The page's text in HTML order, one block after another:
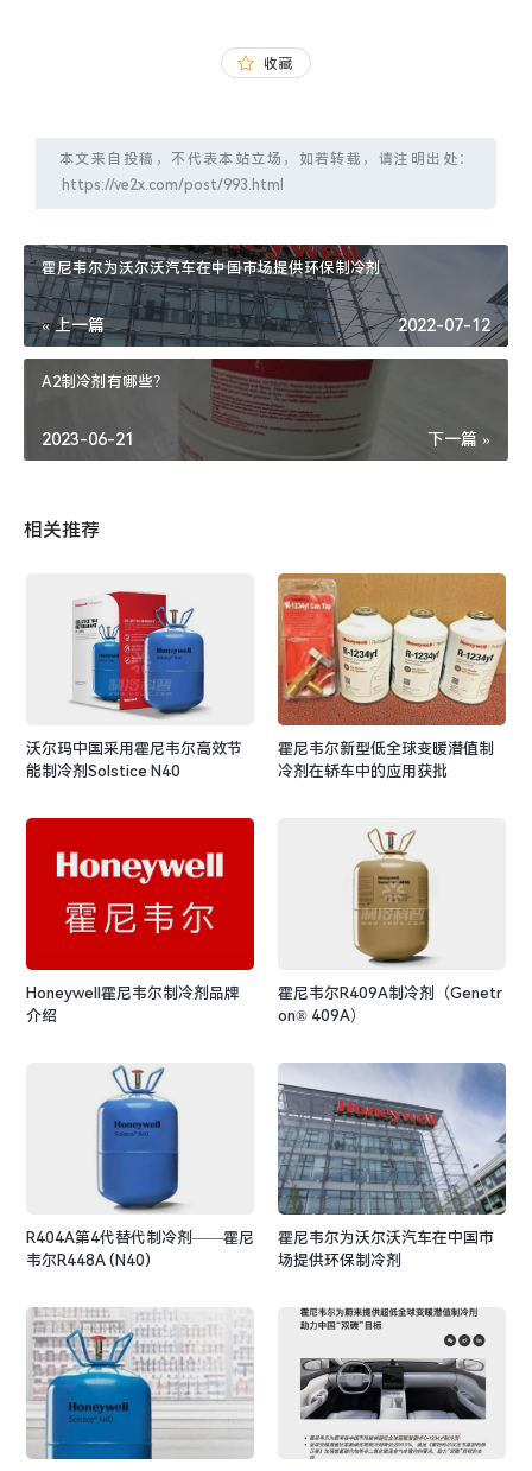
收藏
本文来自投稿，不代表本站立场，如若转载，请注明出处：
霍尼韦尔为沃尔沃汽车在中国市场提供环保制冷剂
« 上一篇 2022-07-12
A2制冷剂有哪些？
下一篇 »
2023-06-21
相关推荐
沃尔玛中国采用霍尼韦尔高效节
能制冷剂Solstice N40
霍尼韦尔新型低全球变暖潜值制
冷剂在轿车中的应用获批
Honeywell霍尼韦尔制冷剂品牌
介绍
霍尼韦尔R409A制冷剂（Genetr
on® 409A）
R404A第4代替代制冷剂——霍尼
韦尔R448A (N40)
霍尼韦尔为沃尔沃汽车在中国市
场提供环保制冷剂